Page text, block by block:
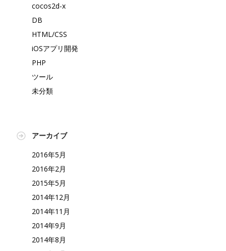
cocos2d-x
DB
HTML/CSS
iOSアプリ開発
PHP
ツール
未分類
アーカイブ
2016年5月
2016年2月
2015年5月
2014年12月
2014年11月
2014年9月
2014年8月